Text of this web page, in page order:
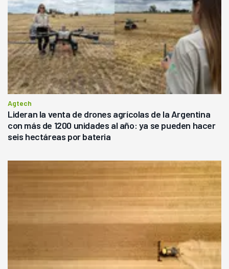
Agtech
Lideran la venta de drones agrícolas de la Argentina
con más de 1200 unidades al año: ya se pueden hacer
seis hectáreas por bateria